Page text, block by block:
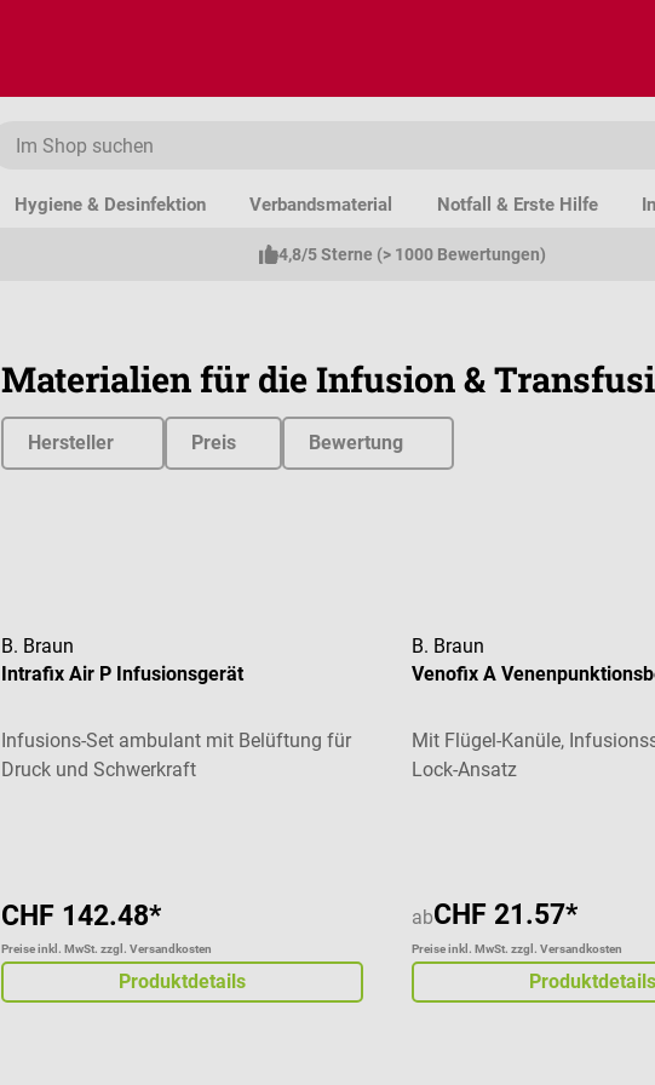
Hygiene & Desinfektion Verbandsmaterial Notfall & Erste Hilfe
4,8/5 Sterne (> 1000 Bewertungen)
Materialien für die Infusion &
Hersteller Preis Bewertung
B. Braun
Intrafix Air P Infusionsgerät
Infusions-Set ambulant mit Belüftung für
Druck und Schwerkraft
CHF 142.48*
Preise inkl. MwSt. zzgl. Versandkosten
Produktdetails
B. Braun
Venofix A
Mit Flügel-Kanüle,
Lock-Ansatz
abCHF 21.57*
Preise inkl. MwSt. zzgl. Versandkosten